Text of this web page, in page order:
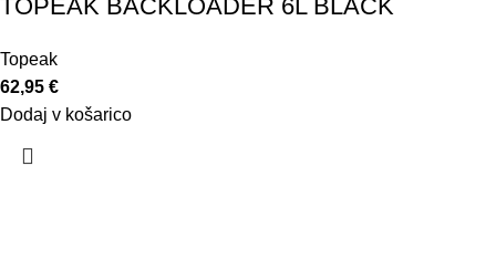
TOPEAK BACKLOADER 6L BLACK
Topeak
62,95 €
Dodaj v košarico